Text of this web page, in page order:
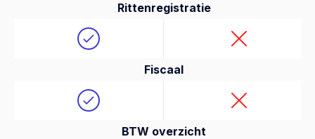
Rittenregistratie
Fiscaal
BTW overzicht